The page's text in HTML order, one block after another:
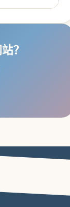
？